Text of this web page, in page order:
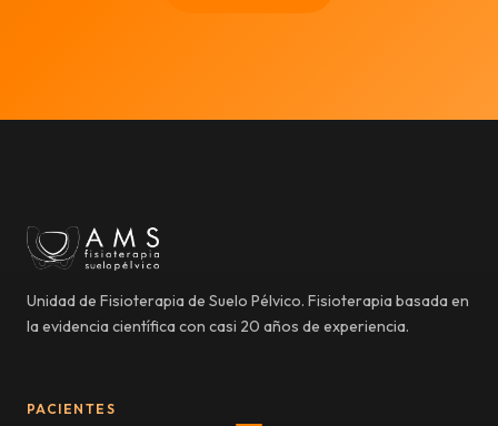
Unidad de Fisioterapia de Suelo Pélvico. Fisioterapia basada en
la evidencia científica con casi 20 años de experiencia.
PACIENTES